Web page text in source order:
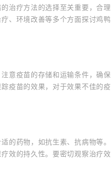
治疗方法的选择至关重要，合理
、环境改善等多个方面探讨鸡鸭
意疫苗的存储和运输条件，确保
疫苗的效果，对于效果不佳的疫
的药物，如抗生素、抗病物等。
效的持久性。要密切观察治疗效